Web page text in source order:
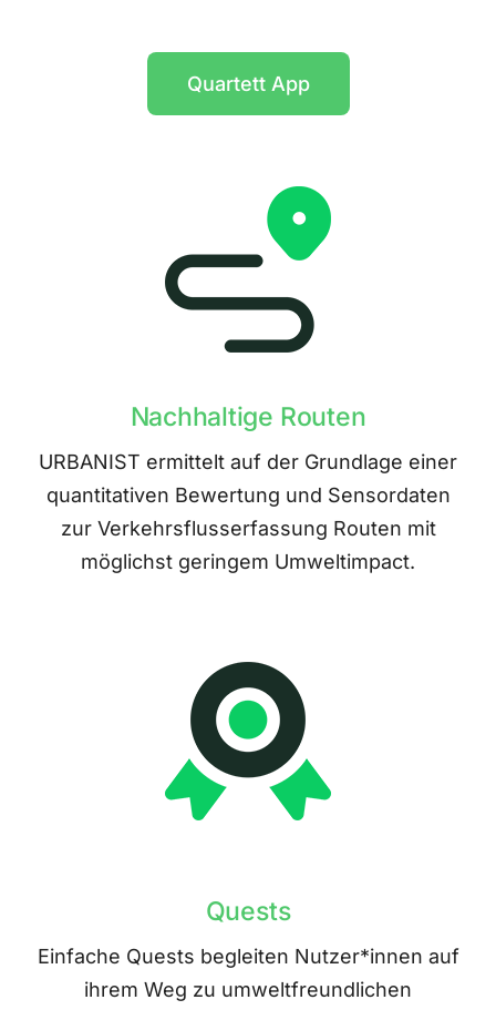
Quartett App
Nachhaltige Routen
URBANIST ermittelt auf der Grundlage einer
quantitativen Bewertung und Sensordaten
zur Verkehrsflusserfassung Routen mit
möglichst geringem Umweltimpact.
Quests
Einfache Quests begleiten Nutzer*innen auf
ihrem Weg zu umweltfreundlichen